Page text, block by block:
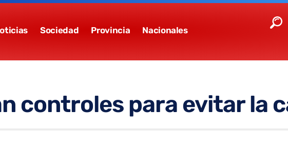
Sociedad Provincia Nacionales
controles para evitar la